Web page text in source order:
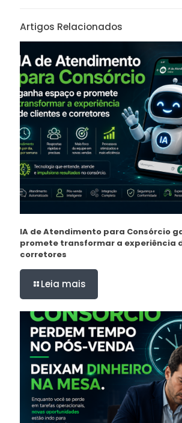
Artigos Relacionados
IA de Atendimento para Consórcio
promete transformar a experiência
corretores
Leia mais